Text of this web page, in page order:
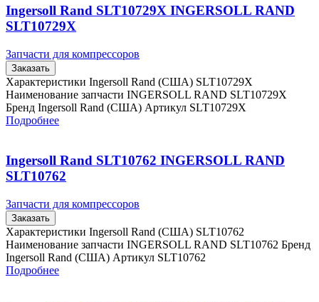
Ingersoll Rand SLT10729X INGERSOLL RAND
SLT10729X
Запчасти для компрессоров
Заказать
Характеристики Ingersoll Rand (США) SLT10729X
Наименование запчасти INGERSOLL RAND SLT10729X
Бренд Ingersoll Rand (США) Артикул SLT10729X
Подробнее
Ingersoll Rand SLT10762 INGERSOLL RAND
SLT10762
Запчасти для компрессоров
Заказать
Характеристики Ingersoll Rand (США) SLT10762
Наименование запчасти INGERSOLL RAND SLT10762 Бренд
Ingersoll Rand (США) Артикул SLT10762
Подробнее